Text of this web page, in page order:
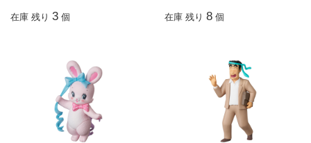
在庫 残り 3 個 在庫 残り 8 個